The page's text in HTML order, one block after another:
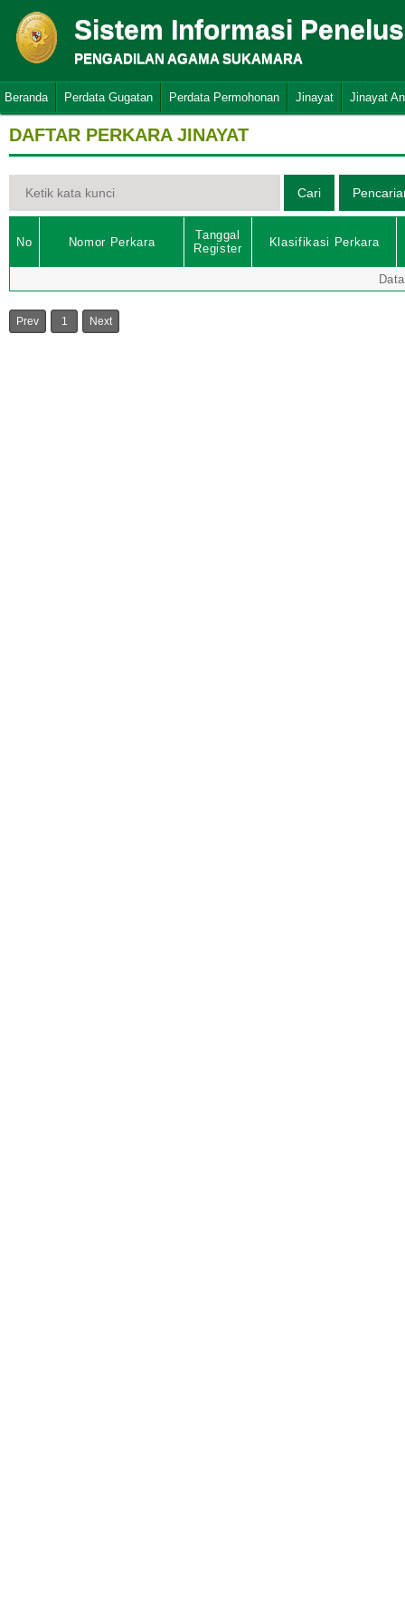
Sistem Informasi
PENGADILAN AGAMA SUKAMARA
Beranda Perdata Gugatan Perdata Permohonan Jinayat Jinayat
DAFTAR PERKARA JINAYAT
No Nomor Perkara
Tanggal
Register
Klasifikasi Perkara
Prev 1 Next